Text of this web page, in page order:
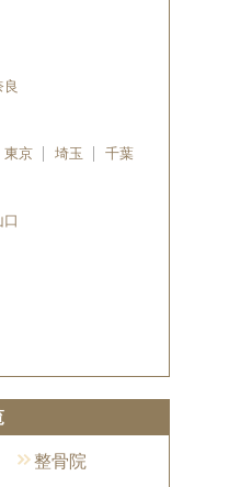
良
東京 埼玉 千葉
口
整骨院